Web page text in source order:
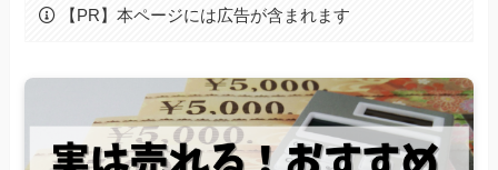
【PR】本ページには広告が含まれます